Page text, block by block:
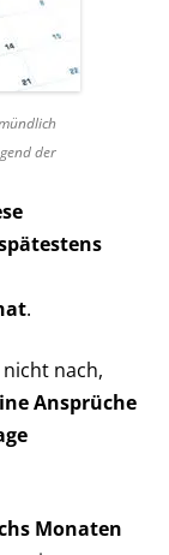
der
.
nach,
Ansprüche
Monaten